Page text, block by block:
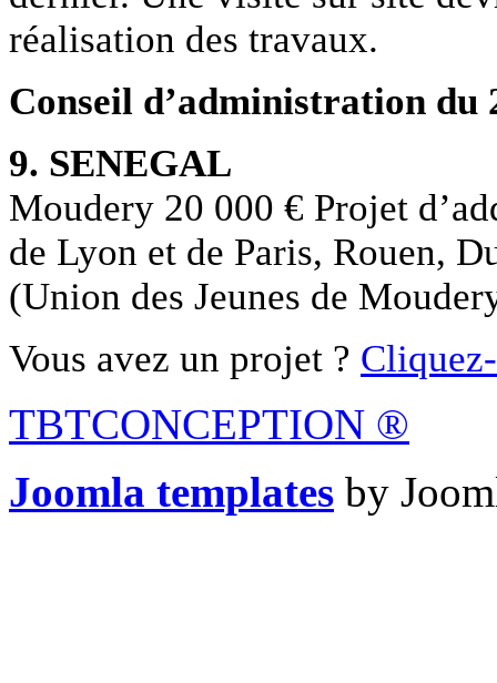
réalisation des travaux.
Conseil d’administration du
9. SENEGAL
Moudery 20 000 € Projet
de Lyon et de Paris, Rouen,
(Union des Jeunes de
Vous avez un projet ?
TBTCONCEPTION ®
Joomla templates by